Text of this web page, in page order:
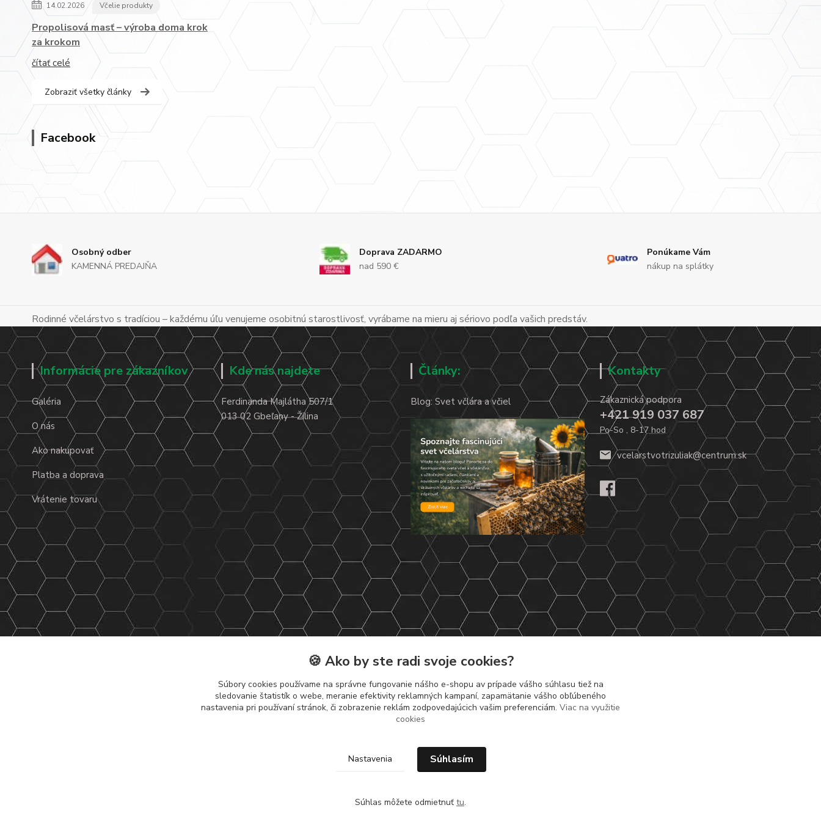
14.02.2026 Včelie produkty
Propolisová masť – výroba doma krok
za krokom
čítať celé
Zobraziť všetky články
Facebook
Osobný odber
KAMENNÁ PREDAJŇA
Doprava ZADARMO
nad 590 €
Ponúkame Vám
nákup na splátky
Rodinné včelárstvo s tradíciou – každému úľu venujeme osobitnú starostlivosť, vyrábame na mieru aj sériovo podľa vašich predstáv.
Informácie pre zákazníkov
Galéria
O nás
Ako nakupovať
Platba a doprava
Vrátenie tovaru
Kde nás najdete
Ferdinanda Majlátha 507/1
013 02 Gbeľany - Žilina
Články:
Blog: Svet včlára a včiel
Kontakty
Zákaznická podpora
+421 919 037 687
Po-So , 8-17 hod
vcelarstvotrizuliak@centrum.sk
🍪 Ako by ste radi svoje cookies?
Súbory cookies používame na správne fungovanie nášho e-shopu av prípade vášho súhlasu tiež na
sledovanie štatistík o webe, meranie efektivity reklamných kampaní, zapamätanie vášho obľúbeného
nastavenia pri používaní stránok, či zobrazenie reklám zodpovedajúcich vašim preferenciám. Viac na využitie
cookies
Nastavenia Súhlasím
Súhlas môžete odmietnuť tu.